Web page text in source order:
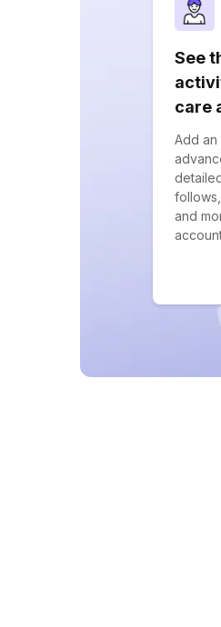
See
care
Add an
and